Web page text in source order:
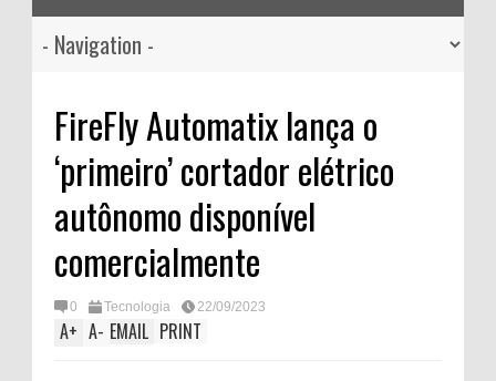
FireFly Automatix lança o
‘primeiro’ cortador elétrico
autônomo disponível
comercialmente
0 Tecnologia 22/09/2023
A+ A- EMAIL PRINT